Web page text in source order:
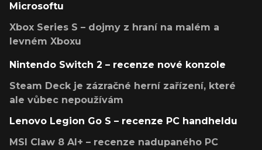
Microsoftu
Xbox Series S – dojmy z hraní na malém a
levném Xboxu
Nintendo Switch 2 – recenze nové konzole
Steam Deck je zázračné herní zařízení, které
ale vůbec nepoužívám
Lenovo Legion Go S – recenze PC handheldu
MSI Claw 8 AI+ – recenze nadupaného PC